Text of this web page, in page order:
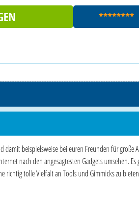
********
damit beispielsweise bei euren Freunden für große
nach den angesagtesten Gadgets umsehen. Es
richtig tolle Vielfalt an Tools und Gimmicks zu